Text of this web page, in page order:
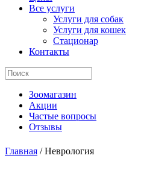
Все услуги
Услуги для собак
Услуги для кошек
Стационар
Контакты
Зоомагазин
Акции
Частые вопросы
Отзывы
Главная /Неврология